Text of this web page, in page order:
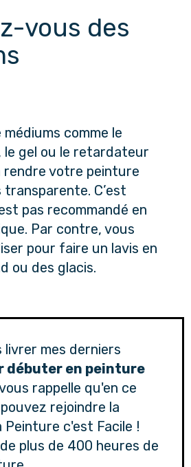
vous des
médiums comme le
le gel ou le retardateur
rendre votre peinture
C’est
pas recommandé en
Par contre, vous
pour faire un lavis en
ou des glacis.
livrer mes derniers
débuter en peinture
rappelle qu'en ce
rejoindre la
c'est Facile !
plus de 400 heures de